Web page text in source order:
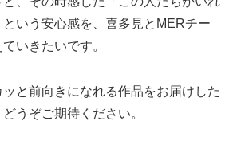
いう安心感を、喜多見とMERチー
いきたいです。
と前向きになれる作品をお届けした
うぞご期待ください。